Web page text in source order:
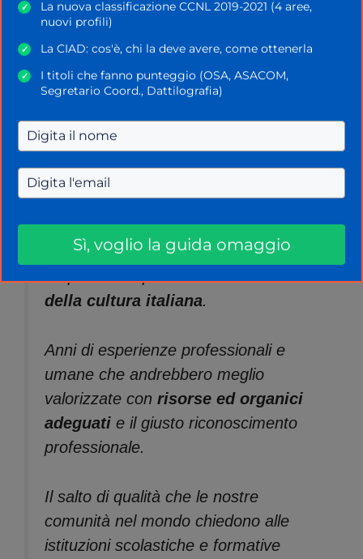
È questa la scuola “made in Italy” che
da tanti anni esportiamo nel mondo, il
cui personale rappresenta
l’espressione più autentica delvalore
della cultura italiana.
Anni di esperienze professionali e
umane che andrebbero meglio
valorizzate con risorse ed organici
adeguati e il giusto riconoscimento
professionale.
Il salto di qualità che le nostre
comunità nel mondo chiedono alle
istituzioni scolastiche e formative
✓
La nuova classificazione CCNL 2019-2021 (4 aree,
nuovi profili)
✓ La CIAD: cos'è, chi la deve avere, come ottenerla
✓
I titoli che fanno punteggio (OSA, ASACOM,
Segretario Coord., Dattilografia)
Sì, voglio la guida omaggio